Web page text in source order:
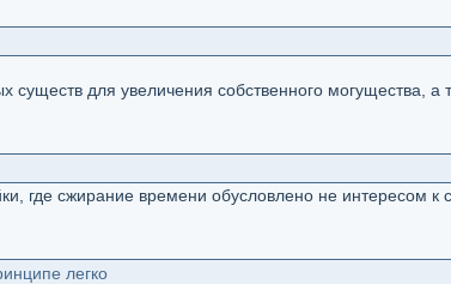
для увеличения собственного могущества, а
где сжирание времени обусловлено не интересом к
легко